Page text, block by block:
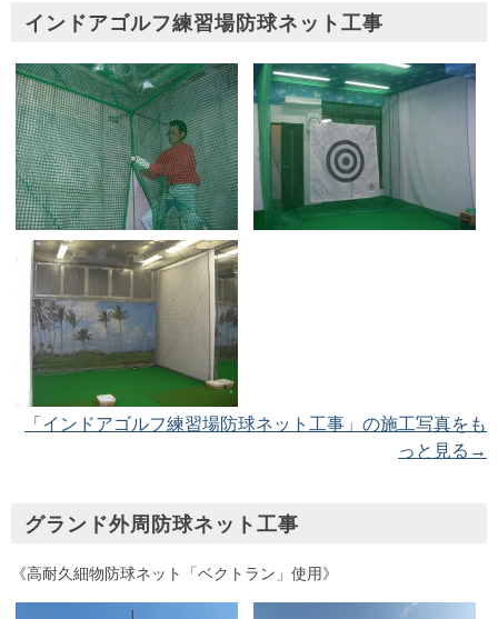
インドアゴルフ練習場防球ネット工事
「インドアゴルフ練習場防球ネット工事」の施工写真をも
っと見る→
グランド外周防球ネット工事
《高耐久細物防球ネット「ベクトラン」使用》